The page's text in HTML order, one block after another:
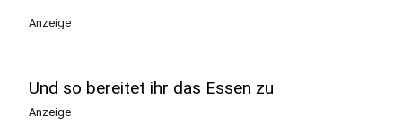
Anzeige
Und so bereitet ihr das Essen zu
Anzeige